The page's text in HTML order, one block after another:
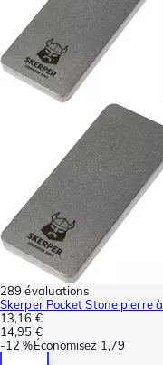
289 évaluations
Skerper Pocket Stone pierre
13,16 €
14,95 €
-12 %Économisez 1,79